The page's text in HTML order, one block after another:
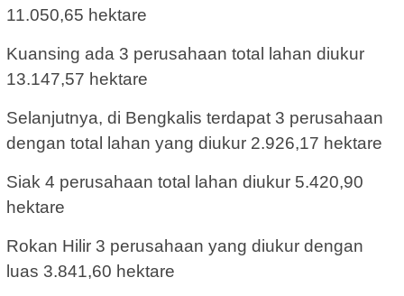
11.050,65 hektare
Kuansing ada 3 perusahaan total lahan diukur
13.147,57 hektare
Selanjutnya, di Bengkalis terdapat 3 perusahaan
dengan total lahan yang diukur 2.926,17 hektare
Siak 4 perusahaan total lahan diukur 5.420,90
hektare
Rokan Hilir 3 perusahaan yang diukur dengan
luas 3.841,60 hektare